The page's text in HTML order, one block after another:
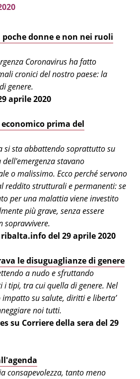
poche donne e non nei ruoli
Coronavirus ha fatto
cronici del nostro paese: la
genere.
aprile 2020
economico prima del
si sta abbattendo soprattutto su
stavano
o malissimo. Ecco perché servono
reddito strutturali e permanenti: se
per una malattia viene investito
più grave, senza essere
sopravvivere.
del 29 aprile 2020
le disuguaglianze di genere
a nudo e sfruttando
i tipi, tra cui quella di genere. Nel
su salute, diritti e liberta’
noi tutti.
su Corriere della sera del 29
consapevolezza, tanto meno